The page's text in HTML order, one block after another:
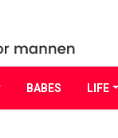
BABES LIFE